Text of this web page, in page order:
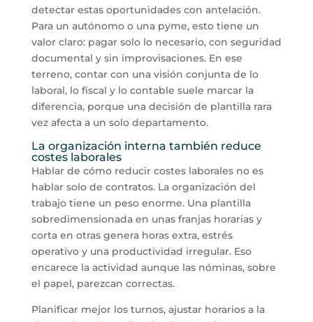
detectar estas oportunidades con antelación.
Para un autónomo o una pyme, esto tiene un
valor claro: pagar solo lo necesario, con seguridad
documental y sin improvisaciones. En ese
terreno, contar con una visión conjunta de lo
laboral, lo fiscal y lo contable suele marcar la
diferencia, porque una decisión de plantilla rara
vez afecta a un solo departamento.
La organización interna también reduce
costes laborales
Hablar de cómo reducir costes laborales no es
hablar solo de contratos. La organización del
trabajo tiene un peso enorme. Una plantilla
sobredimensionada en unas franjas horarias y
corta en otras genera horas extra, estrés
operativo y una productividad irregular. Eso
encarece la actividad aunque las nóminas, sobre
el papel, parezcan correctas.
Planificar mejor los turnos, ajustar horarios a la